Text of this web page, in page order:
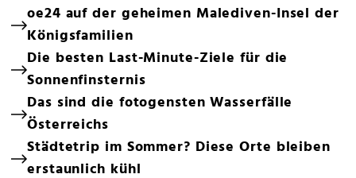
oe24 auf der geheimen Malediven-Insel der
Königsfamilien
Die besten Last-Minute-Ziele für die
Sonnenfinsternis
Das sind die fotogensten Wasserfälle
Österreichs
Städtetrip im Sommer? Diese Orte bleiben
erstaunlich kühl